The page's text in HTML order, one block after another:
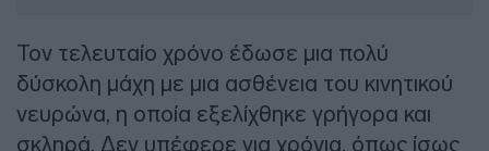
Τον τελευταίο χρόνο έδωσε μια πολύ
δύσκολη μάχη με μια ασθένεια του κινητικού
νευρώνα, η οποία εξελίχθηκε γρήγορα και
σκληρά. Δεν υπέφερε για χρόνια, όπως ίσως